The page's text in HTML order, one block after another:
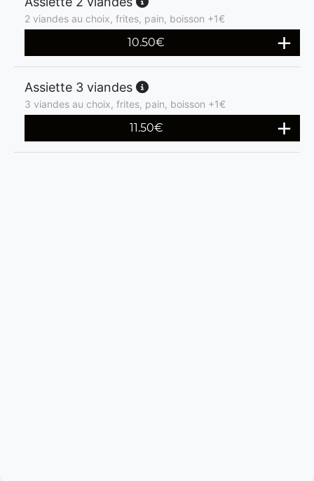
2 viandes au choix, frites, pain, boisson +1€
10.50€
Assiette 3 viandes
3 viandes au choix, frites, pain, boisson +1€
11.50€